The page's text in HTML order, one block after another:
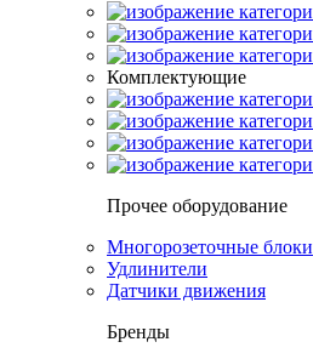
Комплектующие
Прочее оборудование
Многорозеточные блоки
Удлинители
Датчики движения
Бренды